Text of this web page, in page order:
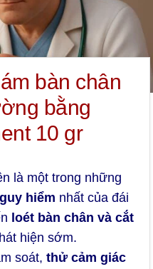
bàn chân
bằng
10 gr
là một trong những
hiểm nhất của đái
loét bàn chân và cắt
hiện sớm.
soát,thử cảm giác